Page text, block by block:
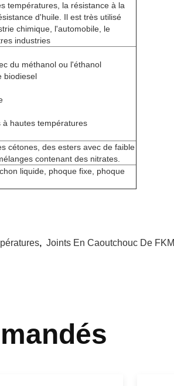
températures, la résistance à la
d'huile. Il est très utilisé
chimique, l'automobile, le
industries
du méthanol ou l'éthanol
biodiesel
hautes températures
cétones, des esters avec de faible
contenant des nitrates.
liquide, phoque fixe, phoque
, Joints En Caoutchouc De FKM